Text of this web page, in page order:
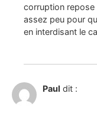
corruption
assez peu pour
en interdisant le
Paul dit :